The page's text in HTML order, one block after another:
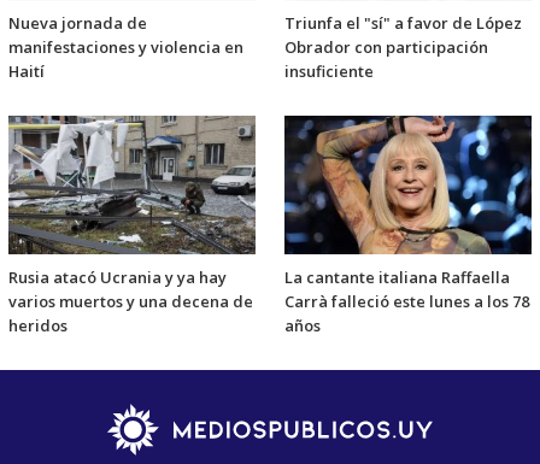
Nueva jornada de
manifestaciones y violencia en
Haití
Triunfa el "sí" a favor de López
Obrador con participación
insuficiente
Rusia atacó Ucrania y ya hay
varios muertos y una decena de
heridos
La cantante italiana Raffaella
Carrà falleció este lunes a los 78
años